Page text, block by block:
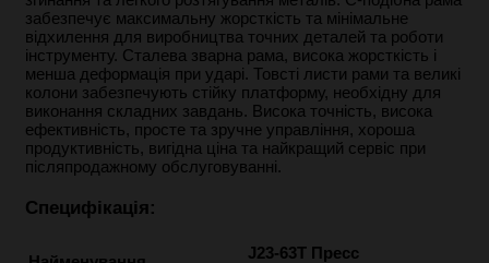
забезпечує максимальну жорсткість та мінімальне
відхилення для виробництва точних деталей та роботи
інструменту. Сталева зварна рама, висока жорсткість і
менша деформація при ударі. Товсті листи рами та великі
колони забезпечують стійку платформу, необхідну для
виконання складних завдань. Висока точність, висока
ефективність, просте та зручне управління, хороша
продуктивність, вигідна ціна та найкращий сервіс при
післяпродажному обслуговуванні.
Специфікація:
J23-63T Пресс